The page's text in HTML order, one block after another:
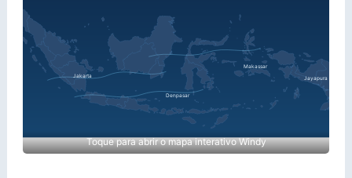
Toque para abrir o mapa interativo Windy